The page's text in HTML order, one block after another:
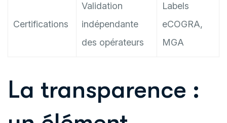
Certifications
Validation
indépendante
des opérateurs
Labels
eCOGRA,
MGA
La transparence :